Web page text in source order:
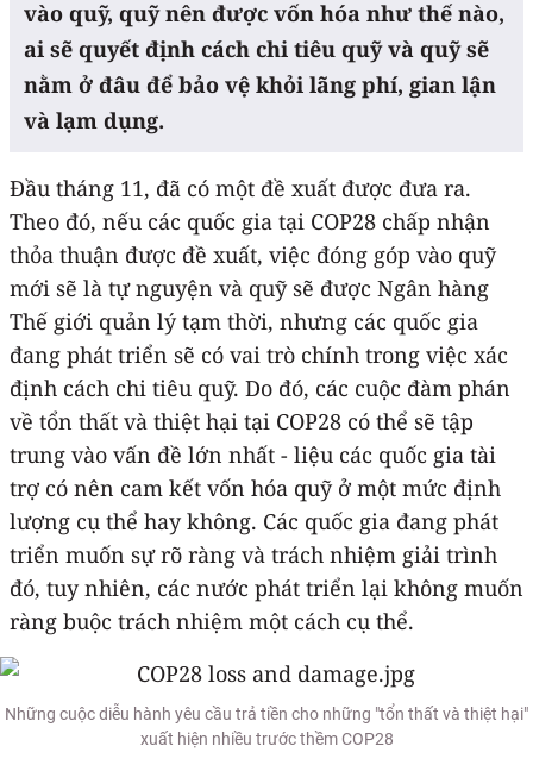
vào quỹ, quỹ nên được vốn hóa như thế nào,
ai sẽ quyết định cách chi tiêu quỹ và quỹ sẽ
nằm ở đâu để bảo vệ khỏi lãng phí, gian lận
và lạm dụng.
Đầu tháng 11, đã có một đề xuất được đưa ra.
Theo đó, nếu các quốc gia tại COP28 chấp nhận
thỏa thuận được đề xuất, việc đóng góp vào quỹ
mới sẽ là tự nguyện và quỹ sẽ được Ngân hàng
Thế giới quản lý tạm thời, nhưng các quốc gia
đang phát triển sẽ có vai trò chính trong việc xác
định cách chi tiêu quỹ. Do đó, các cuộc đàm phán
về tổn thất và thiệt hại tại COP28 có thể sẽ tập
trung vào vấn đề lớn nhất - liệu các quốc gia tài
trợ có nên cam kết vốn hóa quỹ ở một mức định
lượng cụ thể hay không. Các quốc gia đang phát
triển muốn sự rõ ràng và trách nhiệm giải trình
đó, tuy nhiên, các nước phát triển lại không muốn
ràng buộc trách nhiệm một cách cụ thể.
Những cuộc diễu hành yêu cầu trả tiền cho những "tổn thất và thiệt hại"
xuất hiện nhiều trước thềm COP28